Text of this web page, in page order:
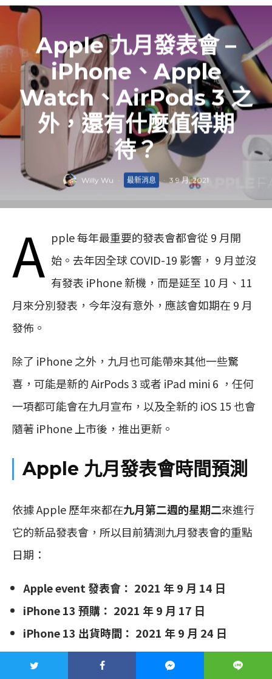
Apple 九月發表會 –
iPhone、Apple
Watch、AirPods 3 之
外，還有什麼值得期
待？
Willy Wu · 最新消息 · 3 9 月, 2021
A pple 每年最重要的發表會都會從 9 月開
始。去年因全球 COVID-19 影響， 9 月並沒
有發表 iPhone 新機，而是延至 10 月、11
月來分別發表，今年沒有意外，應該會如期在 9 月
發佈。
除了 iPhone 之外，九月也可能帶來其他一些驚
喜，可能是新的 AirPods 3 或者 iPad mini 6 ，任何
一項都可能會在九月宣布，以及全新的 iOS 15 也會
隨著 iPhone 上市後，推出更新。
Apple 九月發表會時間預測
依據 Apple 歷年來都在九月第二週的星期二來進行
它的新品發表會，所以目前猜測九月發表會的重點
日期：
Apple event 發表會： 2021 年 9 月 14 日
iPhone 13 預購： 2021 年 9 月 17 日
iPhone 13 出貨時間： 2021 年 9 月 24 日